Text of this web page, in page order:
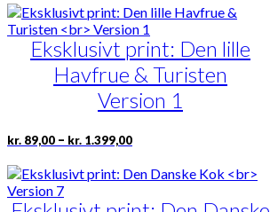
kr. 1.399,00
har
flere
varianter.
Mulighederne
kan
vælges
på
Eksklusivt print: Den lille
Havfrue & Turisten
Version 1
kr. 89,00 – kr. 1.399,00Prisinterval:
kr. 1.399,00
Dette
har
varianter.